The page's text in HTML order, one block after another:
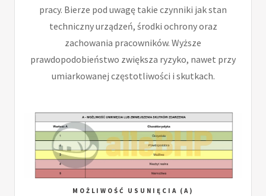
pracy. Bierze pod uwagę takie czynniki jak stan
techniczny urządzeń, środki ochrony oraz
zachowania pracowników. Wyższe
prawdopodobieństwo zwiększa ryzyko, nawet przy
umiarkowanej częstotliwości i skutkach.
MOŻLIWOŚĆ USUNIĘCIA (A)